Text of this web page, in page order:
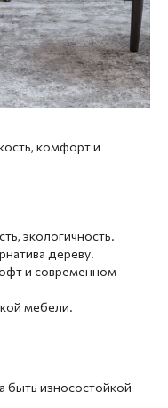
комфорт и
экологичность.
дереву.
и современном
мебели.
быть износостойкой